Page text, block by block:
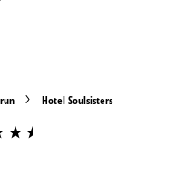
Hotel Soulsisters